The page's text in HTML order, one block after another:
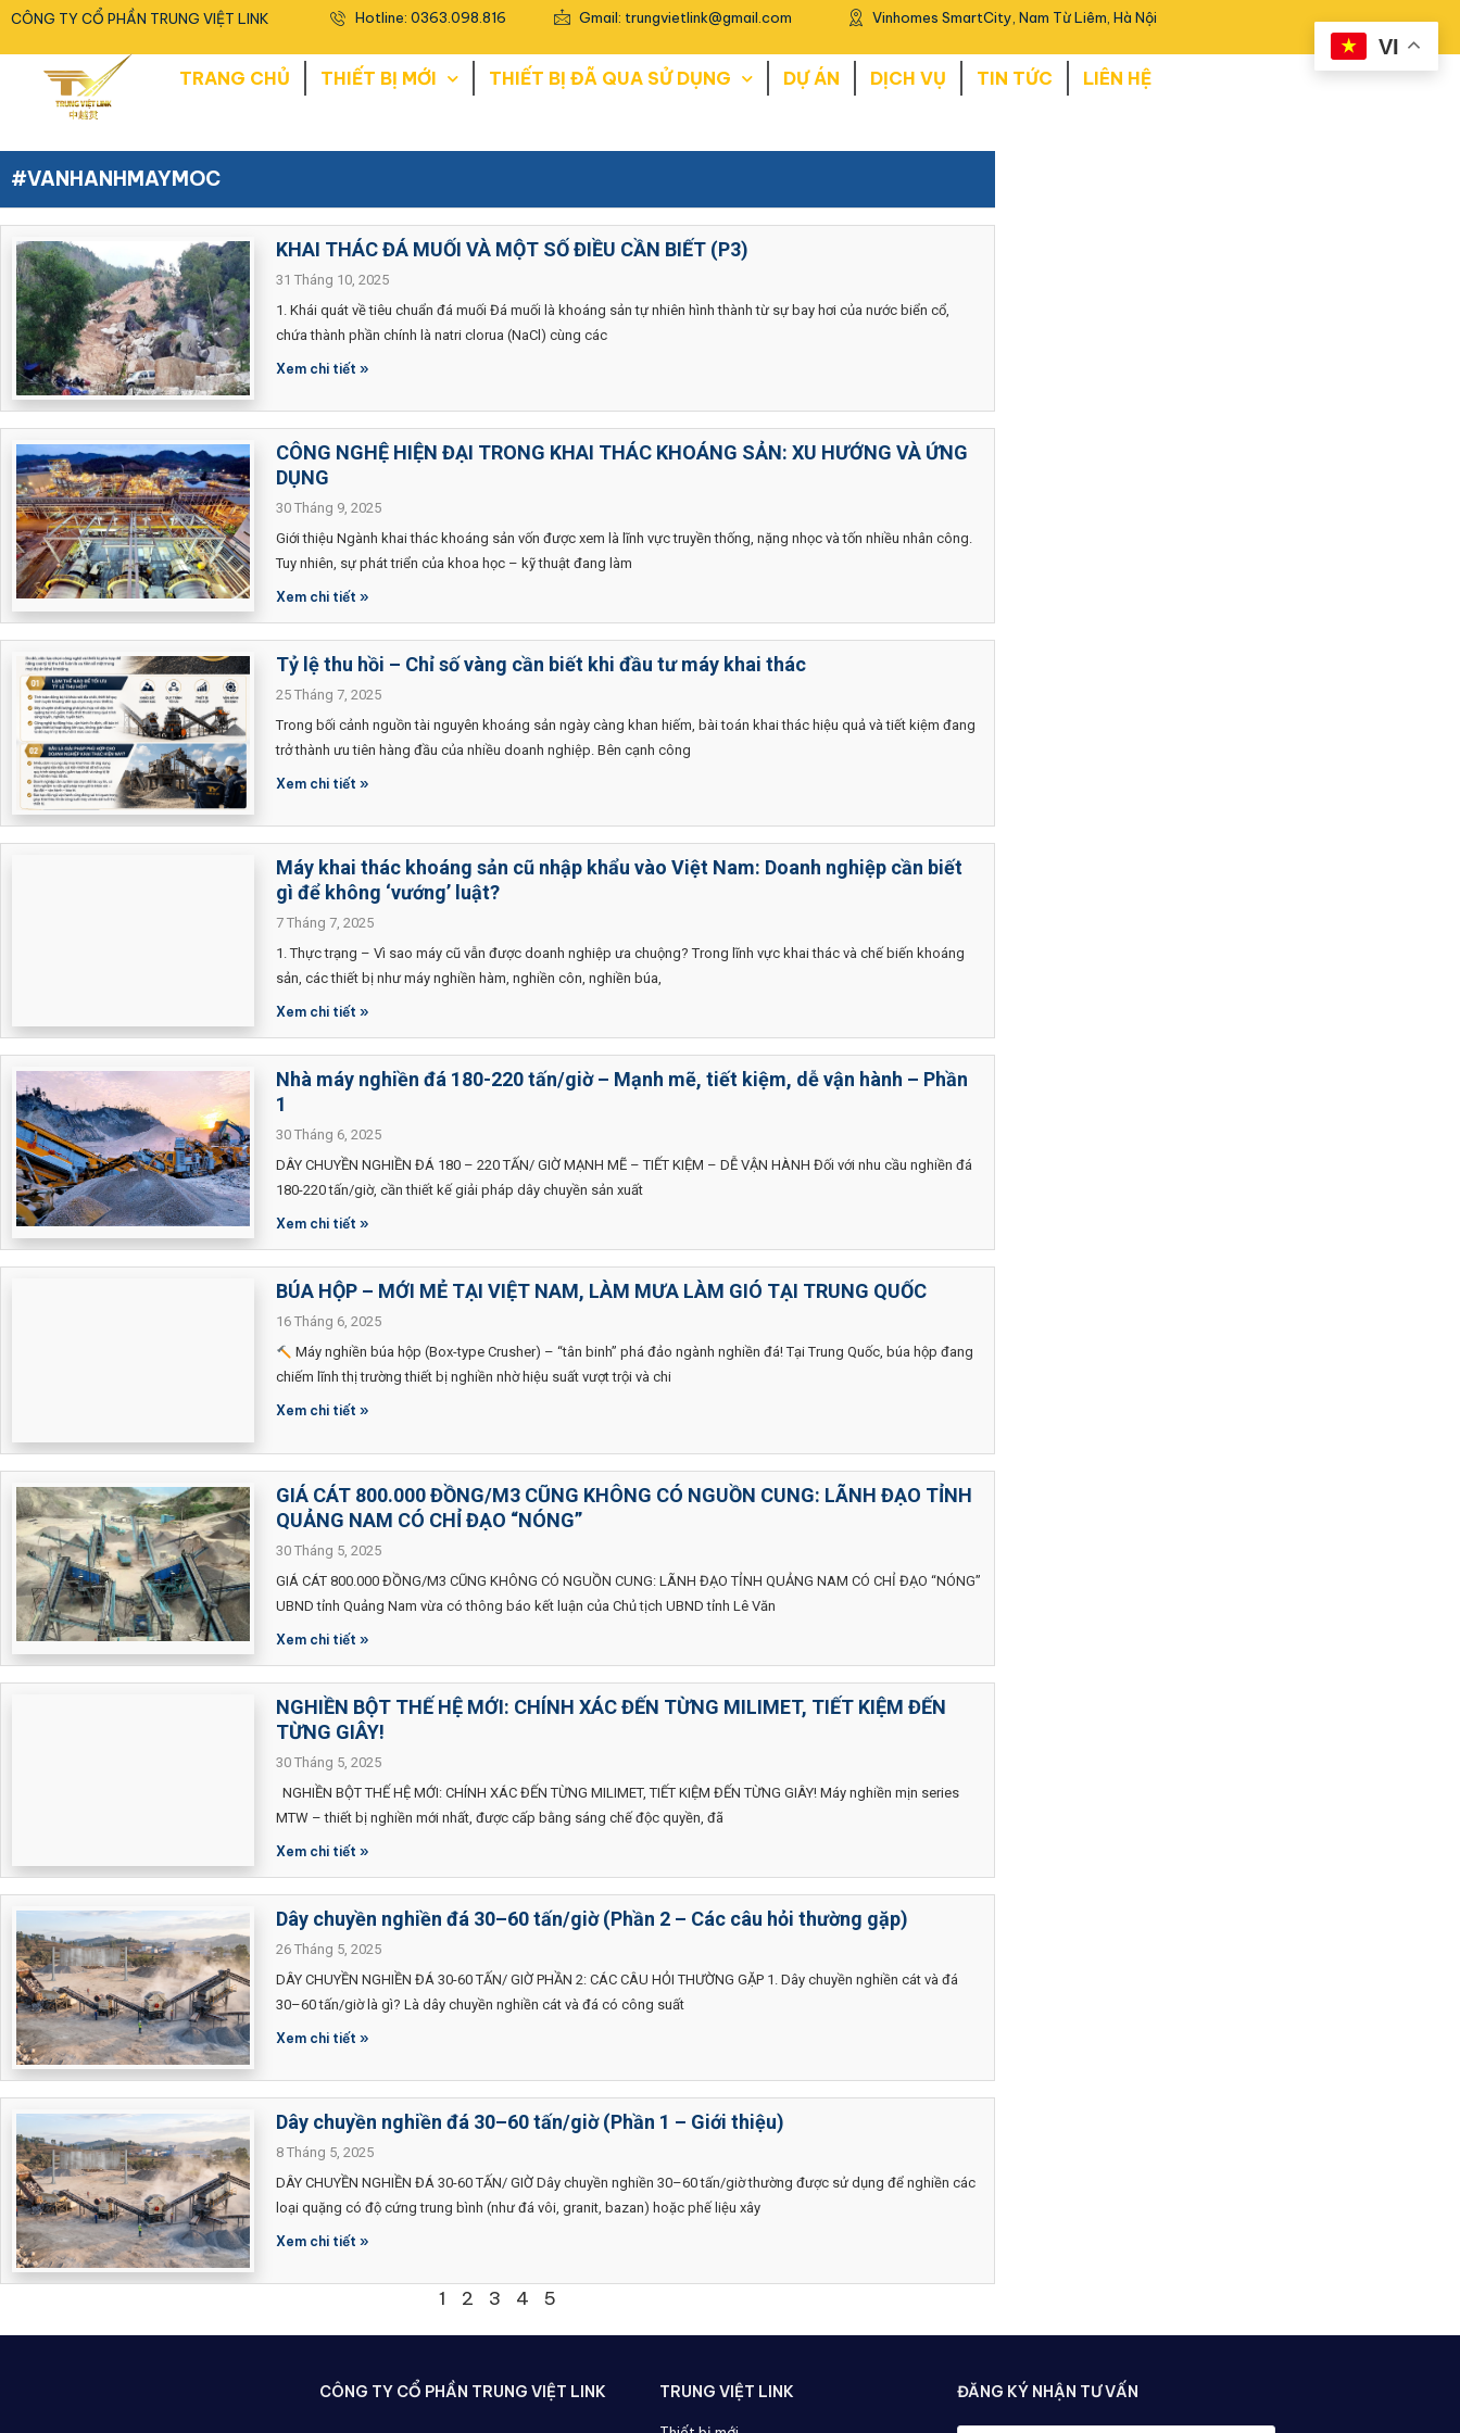
CÔNG TY CỔ PHẦN TRUNG VIỆT LINK Hotline: 0363.098.816 Gmail: trungvietlink@gmail.com Vinhomes SmartCity, Nam Từ Liêm, Hà Nội
TRANG CHỦ THIẾT BỊ MỚI THIẾT BỊ ĐÃ QUA SỬ DỤNG DỰ ÁN DỊCH VỤ TIN TỨC LIÊN HỆ
#VANHANHMAYMOC
KHAI THÁC ĐÁ MUỐI VÀ MỘT SỐ ĐIỀU CẦN BIẾT (P3)
31 Tháng 10, 2025
1. Khái quát về tiêu chuẩn đá muối Đá muối là khoáng sản tự nhiên hình thành từ sự bay hơi của nước biển cổ,
chứa thành phần chính là natri clorua (NaCl) cùng các
Xem chi tiết »
CÔNG NGHỆ HIỆN ĐẠI TRONG KHAI THÁC KHOÁNG SẢN: XU HƯỚNG VÀ ỨNG
DỤNG
30 Tháng 9, 2025
Giới thiệu Ngành khai thác khoáng sản vốn được xem là lĩnh vực truyền thống, nặng nhọc và tốn nhiều nhân công.
Tuy nhiên, sự phát triển của khoa học – kỹ thuật đang làm
Xem chi tiết »
Tỷ lệ thu hồi – Chỉ số vàng cần biết khi đầu tư máy khai thác
25 Tháng 7, 2025
Trong bối cảnh nguồn tài nguyên khoáng sản ngày càng khan hiếm, bài toán khai thác hiệu quả và tiết kiệm đang
trở thành ưu tiên hàng đầu của nhiều doanh nghiệp. Bên cạnh công
Xem chi tiết »
Máy khai thác khoáng sản cũ nhập khẩu vào Việt Nam: Doanh nghiệp cần biết
gì để không ‘vướng’ luật?
7 Tháng 7, 2025
1. Thực trạng – Vì sao máy cũ vẫn được doanh nghiệp ưa chuộng? Trong lĩnh vực khai thác và chế biến khoáng
sản, các thiết bị như máy nghiền hàm, nghiền côn, nghiền búa,
Xem chi tiết »
Nhà máy nghiền đá 180-220 tấn/giờ – Mạnh mẽ, tiết kiệm, dễ vận hành – Phần
1
30 Tháng 6, 2025
DÂY CHUYỀN NGHIỀN ĐÁ 180 – 220 TẤN/ GIỜ MẠNH MẼ – TIẾT KIỆM – DỄ VẬN HÀNH Đối với nhu cầu nghiền đá
180-220 tấn/giờ, cần thiết kế giải pháp dây chuyền sản xuất
Xem chi tiết »
BÚA HỘP – MỚI MẺ TẠI VIỆT NAM, LÀM MƯA LÀM GIÓ TẠI TRUNG QUỐC
16 Tháng 6, 2025
Máy nghiền búa hộp (Box-type Crusher) – “tân binh” phá đảo ngành nghiền đá! Tại Trung Quốc, búa hộp đang
chiếm lĩnh thị trường thiết bị nghiền nhờ hiệu suất vượt trội và chi
Xem chi tiết »
GIÁ CÁT 800.000 ĐỒNG/M3 CŨNG KHÔNG CÓ NGUỒN CUNG: LÃNH ĐẠO TỈNH
QUẢNG NAM CÓ CHỈ ĐẠO “NÓNG”
30 Tháng 5, 2025
GIÁ CÁT 800.000 ĐỒNG/M3 CŨNG KHÔNG CÓ NGUỒN CUNG: LÃNH ĐẠO TỈNH QUẢNG NAM CÓ CHỈ ĐẠO “NÓNG”
UBND tỉnh Quảng Nam vừa có thông báo kết luận của Chủ tịch UBND tỉnh Lê Văn
Xem chi tiết »
NGHIỀN BỘT THẾ HỆ MỚI: CHÍNH XÁC ĐẾN TỪNG MILIMET, TIẾT KIỆM ĐẾN
TỪNG GIÂY!
30 Tháng 5, 2025
NGHIỀN BỘT THẾ HỆ MỚI: CHÍNH XÁC ĐẾN TỪNG MILIMET, TIẾT KIỆM ĐẾN TỪNG GIÂY! Máy nghiền mịn series
MTW – thiết bị nghiền mới nhất, được cấp bằng sáng chế độc quyền, đã
Xem chi tiết »
Dây chuyền nghiền đá 30–60 tấn/giờ (Phần 2 – Các câu hỏi thường gặp)
26 Tháng 5, 2025
DÂY CHUYỀN NGHIỀN ĐÁ 30-60 TẤN/ GIỜ PHẦN 2: CÁC CÂU HỎI THƯỜNG GẶP 1. Dây chuyền nghiền cát và đá
30–60 tấn/giờ là gì? Là dây chuyền nghiền cát và đá có công suất
Xem chi tiết »
Dây chuyền nghiền đá 30–60 tấn/giờ (Phần 1 – Giới thiệu)
8 Tháng 5, 2025
DÂY CHUYỀN NGHIỀN ĐÁ 30-60 TẤN/ GIỜ Dây chuyền nghiền 30–60 tấn/giờ thường được sử dụng để nghiền các
loại quặng có độ cứng trung bình (như đá vôi, granit, bazan) hoặc phế liệu xây
Xem chi tiết »
1 2 3 4 5
VI
CÔNG TY CỔ PHẦN TRUNG VIỆT LINK TRUNG VIỆT LINK ĐĂNG KÝ NHẬN TƯ VẤN